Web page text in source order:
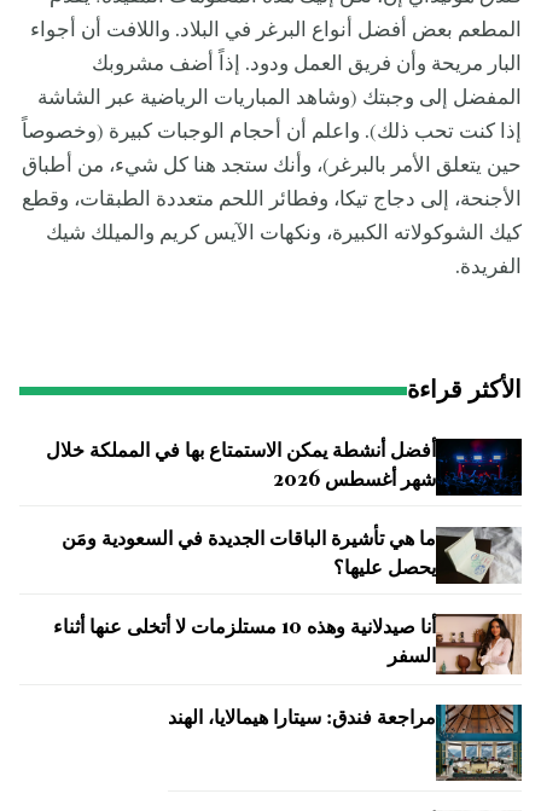
المطعم بعض أفضل أنواع البرغر في البلاد. واللافت أن أجواء
البار مريحة وأن فريق العمل ودود. إذاً أضف مشروبك
المفضل إلى وجبتك (وشاهد المباريات الرياضية عبر الشاشة
إذا كنت تحب ذلك). واعلم أن أحجام الوجبات كبيرة (وخصوصاً
حين يتعلق الأمر بالبرغر)، وأنك ستجد هنا كل شيء، من أطباق
الأجنحة، إلى دجاج تيكا، وفطائر اللحم متعددة الطبقات، وقطع
كيك الشوكولاته الكبيرة، ونكهات الآيس كريم والميلك شيك
الفريدة.
الأكثر قراءة
أفضل أنشطة يمكن الاستمتاع بها في المملكة خلال
شهر أغسطس 2026
ما هي تأشيرة الباقات الجديدة في السعودية ومَن
يحصل عليها؟
أنا صيدلانية وهذه 10 مستلزمات لا أتخلى عنها أثناء
السفر
مراجعة فندق: سيتارا هيمالايا، الهند